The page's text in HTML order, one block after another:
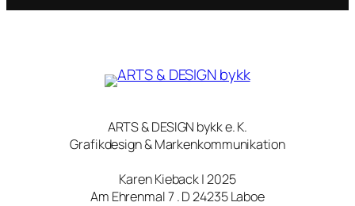
ARTS & DESIGN bykk e. K.
Grafikdesign & Markenkommunikation
Karen Kieback | 2025
Am Ehrenmal 7 . D 24235 Laboe